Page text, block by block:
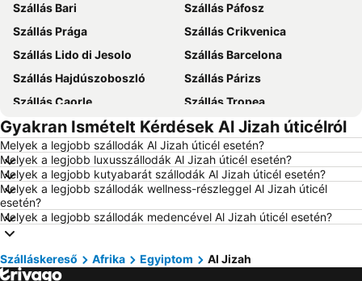
Szállás Bari
Szállás Páfosz
Szállás Prága
Szállás Crikvenica
Szállás Lido di Jesolo
Szállás Barcelona
Szállás Hajdúszoboszló
Szállás Párizs
Szállás Caorle
Szállás Tropea
Szállás Dubrovnik
Szállás Eger
Szállás Debrecen
Szállás Bécs
Szállás Balatonfüred
Szállás London
Szállás Portorož
Szállás Napospart
Szállás Alghero
Szállás Zakynthos
Szállás Korfu
Szállás Szardínia
Gyakran Ismételt Kérdések Al Jizah úticélról
Melyek a legjobb szállodák Al Jizah úticél esetén?
Melyek a legjobb luxusszállodák Al Jizah úticél esetén?
Melyek a legjobb kutyabarát szállodák Al Jizah úticél esetén?
Melyek a legjobb szállodák wellness-részleggel Al Jizah úticél
esetén?
Melyek a legjobb szállodák medencével Al Jizah úticél esetén?
Szálláskereső Afrika Egyiptom Al Jizah